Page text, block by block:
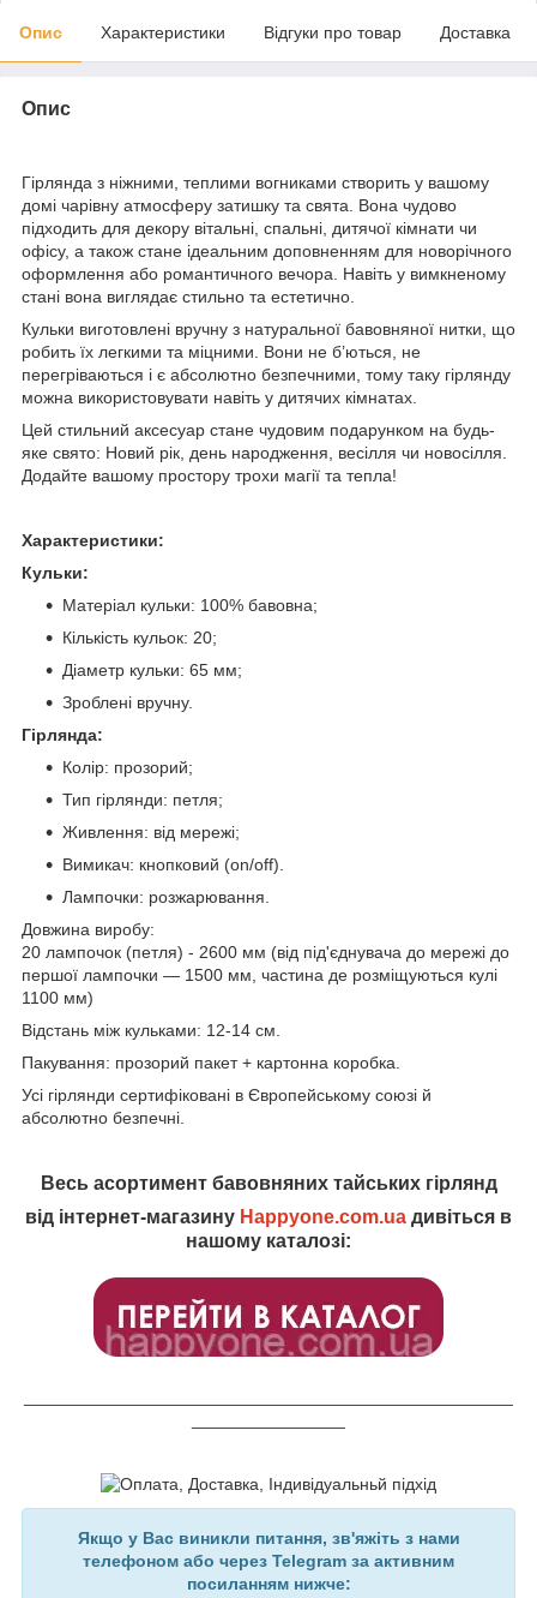
Опис Характеристики Відгуки про товар Доставка
Опис
Гірлянда з ніжними, теплими вогниками створить у вашому
домі чарівну атмосферу затишку та свята. Вона чудово
підходить для декору вітальні, спальні, дитячої кімнати чи
офісу, а також стане ідеальним доповненням для новорічного
оформлення або романтичного вечора. Навіть у вимкненому
стані вона виглядає стильно та естетично.
Кульки виготовлені вручну з натуральної бавовняної нитки, що
робить їх легкими та міцними. Вони не б’ються, не
перегріваються і є абсолютно безпечними, тому таку гірлянду
можна використовувати навіть у дитячих кімнатах.
Цей стильний аксесуар стане чудовим подарунком на будь-
яке свято: Новий рік, день народження, весілля чи новосілля.
Додайте вашому простору трохи магії та тепла!
Характеристики:
Кульки:
Матеріал кульки: 100% бавовна;
Кількість кульок: 20;
Діаметр кульки: 65 мм;
Зроблені вручну.
Гірлянда:
Колір: прозорий;
Тип гірлянди: петля;
Живлення: від мережі;
Вимикач: кнопковий (on/off).
Лампочки: розжарювання.
Довжина виробу:
20 лампочок (петля) - 2600 мм (від під'єднувача до мережі до
першої лампочки — 1500 мм, частина де розміщуються кулі
1100 мм)
Відстань між кульками: 12-14 см.
Пакування: прозорий пакет + картонна коробка.
Усі гірлянди сертифіковані в Європейському союзі й
абсолютно безпечні.
Весь асортимент бавовняних тайських гірлянд
від інтернет-магазину Happyone.com.ua дивіться в
нашому каталозі:
Якщо у Вас виникли питання, зв'яжіть з нами
телефоном або через Telegram за активним
посиланням нижче: